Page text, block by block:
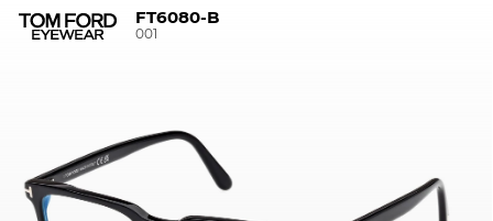
FT6080-B
001